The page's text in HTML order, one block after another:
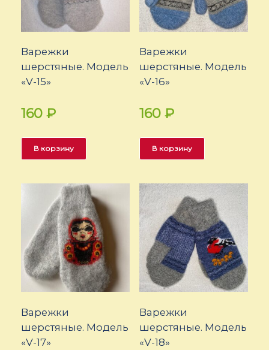
Варежки
шерстяные. Модель
«V-15»
160 ₽
В корзину
Варежки
шерстяные. Модель
«V-16»
160 ₽
В корзину
Варежки
шерстяные. Модель
«V-17»
Варежки
шерстяные. Модель
«V-18»